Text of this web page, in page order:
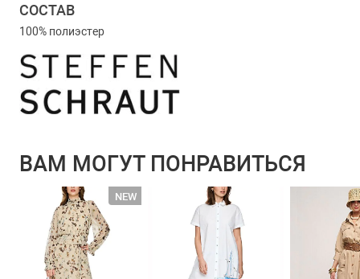
СОСТАВ
100% полиэстер
ВАМ МОГУТ ПОНРАВИТЬСЯ